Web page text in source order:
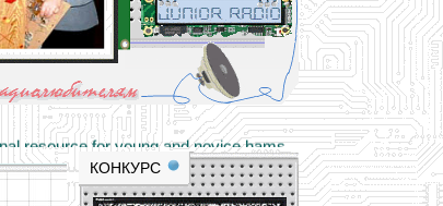
resource for young and novice hams
and professional experience
КОНКУРС